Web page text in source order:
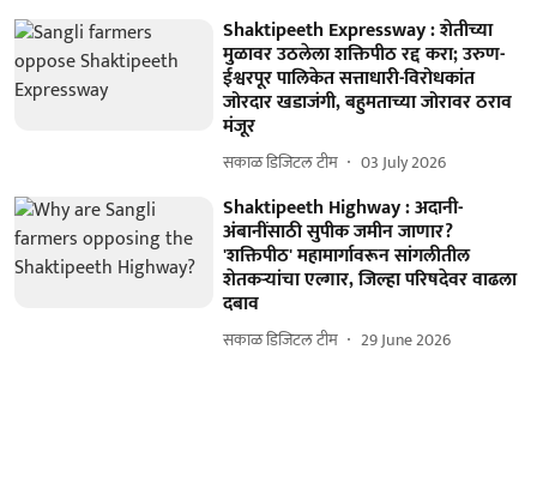
Shaktipeeth Expressway : शेतीच्या
मुळावर उठलेला शक्तिपीठ रद्द करा; उरुण-
ईश्वरपूर पालिकेत सत्ताधारी-विरोधकांत
जोरदार खडाजंगी, बहुमताच्या जोरावर ठराव
मंजूर
सकाळ डिजिटल टीम 03 July 2026
Shaktipeeth Highway : अदानी-
अंबानींसाठी सुपीक जमीन जाणार?
'शक्तिपीठ' महामार्गावरून सांगलीतील
शेतकऱ्यांचा एल्गार, जिल्हा परिषदेवर वाढला
दबाव
सकाळ डिजिटल टीम 29 June 2026